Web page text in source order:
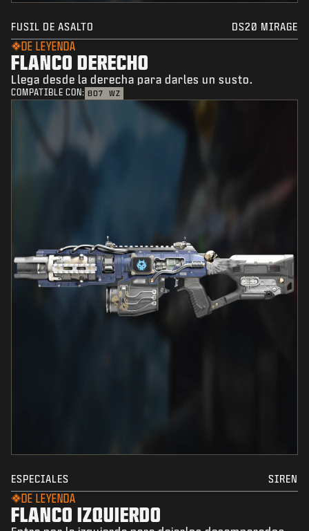
FUSIL DE ASALTO DS20 MIRAGE
DE LEYENDA
FLANCO DERECHO
Llega desde la derecha para darles un susto.
COMPATIBLE CON: BO7 WZ
ESPECIALES SIREN
DE LEYENDA
FLANCO IZQUIERDO